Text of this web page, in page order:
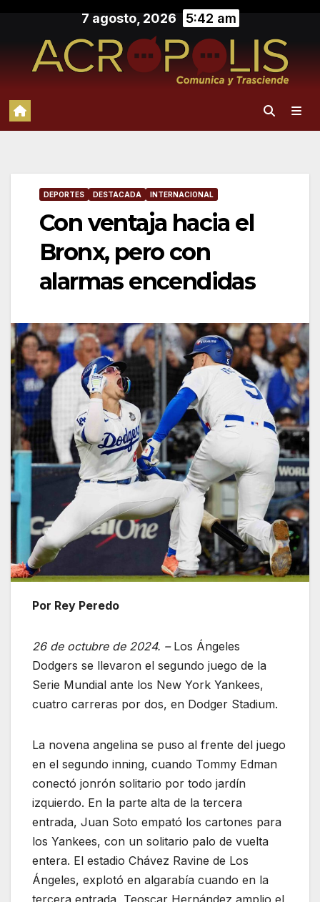
contenido
7 agosto, 2026 5:42 am
DEPORTES DESTACADA INTERNACIONAL
Con ventaja hacia el
Bronx, pero con
alarmas encendidas
Por Rey Peredo
26 de octubre de 2024. –Los Ángeles
Dodgers se llevaron el segundo juego de la
Serie Mundial ante los New York Yankees,
cuatro carreras por dos, en Dodger Stadium.
La novena angelina se puso al frente del juego
en el segundo inning, cuando Tommy Edman
conectó jonrón solitario por todo jardín
izquierdo. En la parte alta de la tercera
entrada, Juan Soto empató los cartones para
los Yankees, con un solitario palo de vuelta
entera. El estadio Chávez Ravine de Los
Ángeles, explotó en algarabía cuando en la
tercera entrada, Teoscar Hernández amplio el